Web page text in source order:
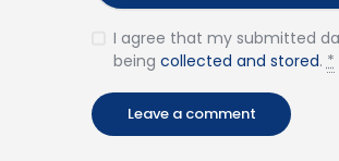
I agree that my submitted
being collected and stored.*